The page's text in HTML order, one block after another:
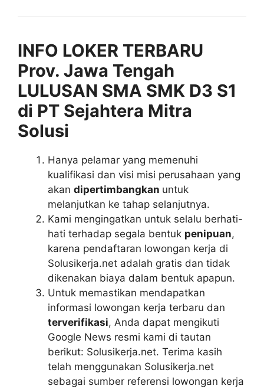
INFO LOKER TERBARU
Prov. Jawa Tengah
LULUSAN SMA SMK D3 S1
di PT Sejahtera Mitra
Solusi
Hanya pelamar yang memenuhi
kualifikasi dan visi misi perusahaan yang
akan dipertimbangkan untuk
melanjutkan ke tahap selanjutnya.
Kami mengingatkan untuk selalu berhati-
hati terhadap segala bentuk penipuan,
karena pendaftaran lowongan kerja di
Solusikerja.net adalah gratis dan tidak
dikenakan biaya dalam bentuk apapun.
Untuk memastikan mendapatkan
informasi lowongan kerja terbaru dan
terverifikasi, Anda dapat mengikuti
Google News resmi kami di tautan
berikut: Solusikerja.net. Terima kasih
telah menggunakan Solusikerja.net
sebagai sumber referensi lowongan kerja